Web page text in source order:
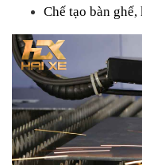
Chế tạo bàn